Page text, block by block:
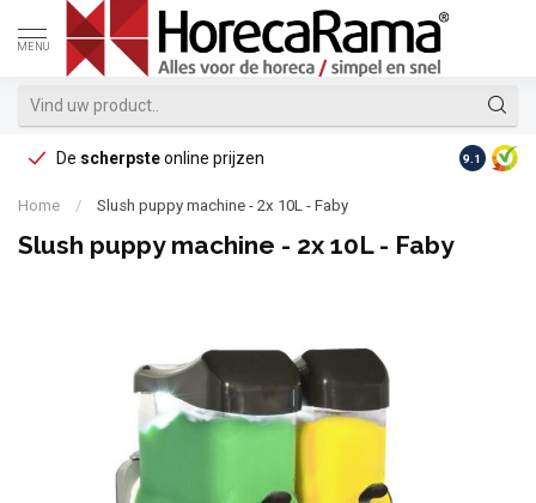
MENU
De scherpsteonline prijzen Op
9.1
Home / Slush puppy machine - 2x 10L - Faby
Slush puppy machine - 2x 10L - Faby